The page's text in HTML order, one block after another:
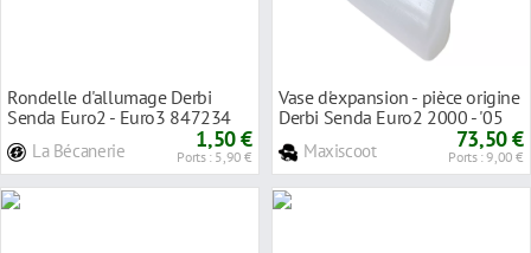
Rondelle d'allumage Derbi
Senda Euro2 - Euro3 847234
La Bécanerie 1,50 €
Ports : 5,90 €
Vase d'expansion - pièce origine
Derbi Senda Euro2 2000 - '05
Maxiscoot 73,50 €
Ports : 9,00 €